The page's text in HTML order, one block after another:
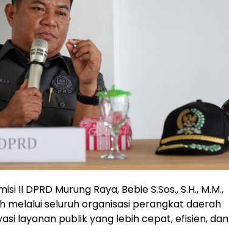
II DPRD Murung Raya, Bebie S.Sos., S.H., M.M.,
melalui seluruh organisasi perangkat daerah
layanan publik yang lebih cepat, efisien, dan